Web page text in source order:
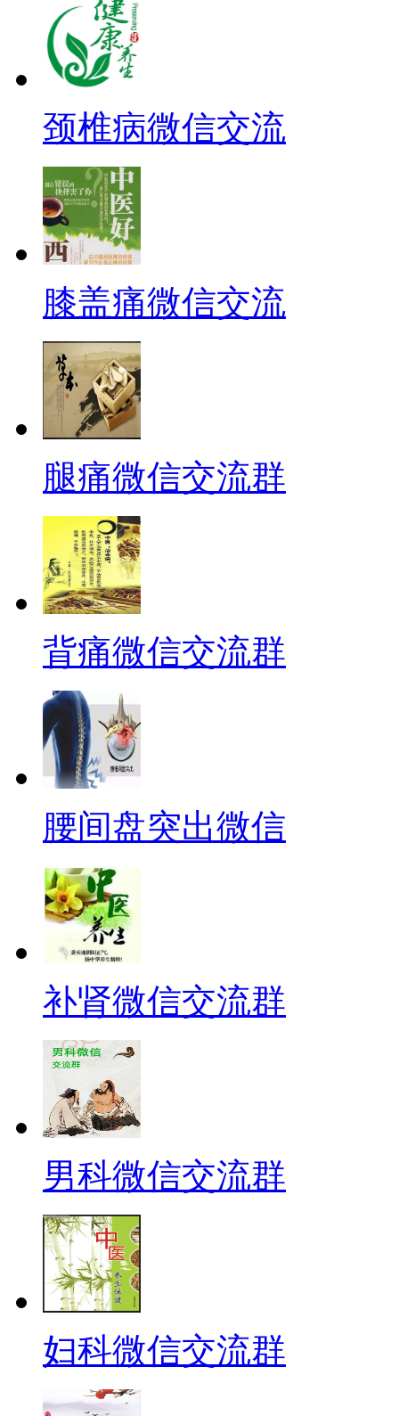
颈椎病微信交流
膝盖痛微信交流
腿痛微信交流群
背痛微信交流群
腰间盘突出微信
补肾微信交流群
男科微信交流群
妇科微信交流群